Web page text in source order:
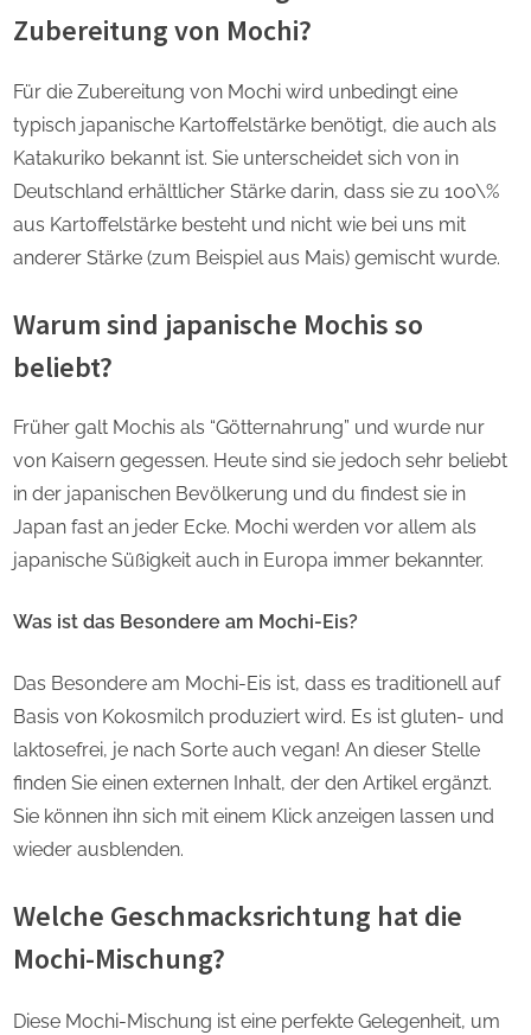
Zubereitung von Mochi?
Für die Zubereitung von Mochi wird unbedingt eine
typisch japanische Kartoffelstärke benötigt, die auch als
Katakuriko bekannt ist. Sie unterscheidet sich von in
Deutschland erhältlicher Stärke darin, dass sie zu 100\%
aus Kartoffelstärke besteht und nicht wie bei uns mit
anderer Stärke (zum Beispiel aus Mais) gemischt wurde.
Warum sind japanische Mochis so
beliebt?
Früher galt Mochis als “Götternahrung” und wurde nur
von Kaisern gegessen. Heute sind sie jedoch sehr beliebt
in der japanischen Bevölkerung und du findest sie in
Japan fast an jeder Ecke. Mochi werden vor allem als
japanische Süßigkeit auch in Europa immer bekannter.
Was ist das Besondere am Mochi-Eis?
Das Besondere am Mochi-Eis ist, dass es traditionell auf
Basis von Kokosmilch produziert wird. Es ist gluten- und
laktosefrei, je nach Sorte auch vegan! An dieser Stelle
finden Sie einen externen Inhalt, der den Artikel ergänzt.
Sie können ihn sich mit einem Klick anzeigen lassen und
wieder ausblenden.
Welche Geschmacksrichtung hat die
Mochi-Mischung?
Diese Mochi-Mischung ist eine perfekte Gelegenheit, um